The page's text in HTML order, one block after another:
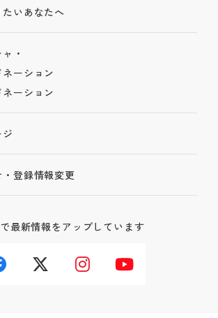
いあなたへ
・
ーション
ーション
登録情報変更
最新情報をアップしています